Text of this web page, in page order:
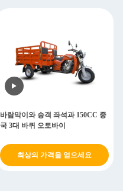
바람막이와 승객 좌석과 150CC 중
국 3대 바퀴 오토바이
최상의 가격을 얻으세요